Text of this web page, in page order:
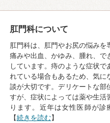
肛門科について
肛門科は、肛門やお尻の悩み
痛みや出血、かゆみ、腫れ、
しています。痔のような症状
れている場合もあるため、気に
談が大切です。デリケートな部
すが、症状によっては薬や生活
ります。近年は女性医師が
【続きを読む】